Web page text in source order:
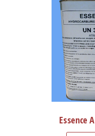
Essence